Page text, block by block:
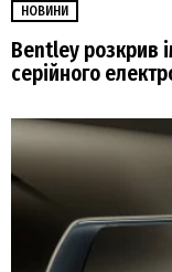
НОВИНИ
Bentley розкрив
серійного